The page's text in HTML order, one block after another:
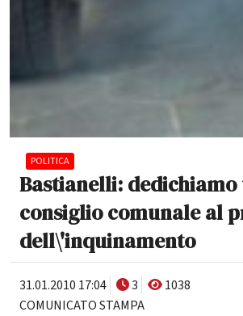
POLITICA
Bastianelli: dedichiamo
consiglio comunale al
dell\'inquinamento
31.01.2010 17:04 3
1038
COMUNICATO STAMPA